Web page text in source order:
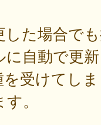
た場合で
自動で更
受けてし
。